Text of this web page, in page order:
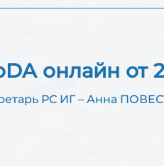
онлайн от
1. Избрание ведущего РС ИГ